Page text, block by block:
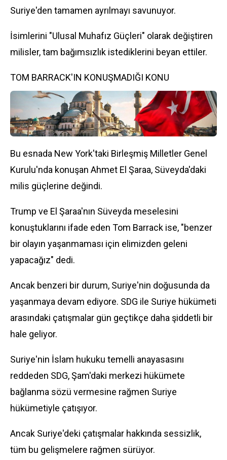
Suriye'den tamamen ayrılmayı savunuyor.
İsimlerini "Ulusal Muhafız Güçleri" olarak değiştiren
milisler, tam bağımsızlık istediklerini beyan ettiler.
TOM BARRACK'IN KONUŞMADIĞI KONU
Bu esnada New York'taki Birleşmiş Milletler Genel
Kurulu'nda konuşan Ahmet El Şaraa, Süveyda'daki
milis güçlerine değindi.
Trump ve El Şaraa'nın Süveyda meselesini
konuştuklarını ifade eden Tom Barrack ise, "benzer
bir olayın yaşanmaması için elimizden geleni
yapacağız" dedi.
Ancak benzeri bir durum, Suriye'nin doğusunda da
yaşanmaya devam ediyore. SDG ile Suriye hükümeti
arasındaki çatışmalar gün geçtikçe daha şiddetli bir
hale geliyor.
Suriye'nin İslam hukuku temelli anayasasını
reddeden SDG, Şam'daki merkezi hükümete
bağlanma sözü vermesine rağmen Suriye
hükümetiyle çatışıyor.
Ancak Suriye'deki çatışmalar hakkında sessizlik,
tüm bu gelişmelere rağmen sürüyor.